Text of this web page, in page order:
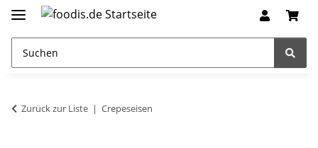
Zurück zur Liste Crepeseisen